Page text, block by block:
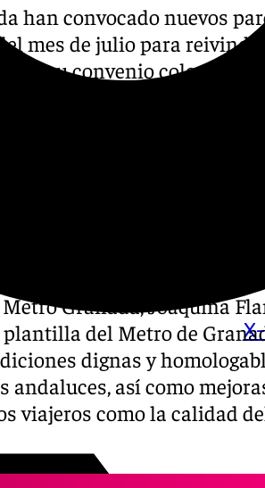
han convocado nuevos
mes de julio para
de su convenio colectivo.
Empresa de Avanza Metro
y CSIF, ha anunciado
y 15 de julio.
con la negociación
en un comunicado la
Metro Granada, Joaquina
plantilla del Metro de
dignas y
andaluces, así como
viajeros como la calidad